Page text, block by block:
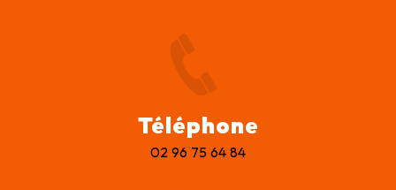
Téléphone
02 96 75 64 84